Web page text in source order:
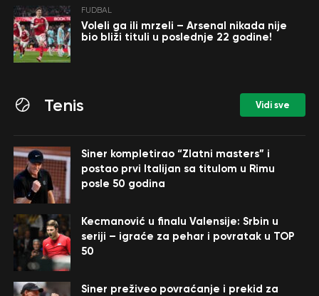
FUDBAL
Voleli ga ili mrzeli – Arsenal nikada nije
bio bliži tituli u poslednje 22 godine!
Tenis Vidi sve
Siner kompletirao “Zlatni masters” i
postao prvi Italijan sa titulom u Rimu
posle 50 godina
Kecmanović u finalu Valensije: Srbin u
seriji – igraće za pehar i povratak u TOP
50
Siner preživeo povraćanje i prekid za